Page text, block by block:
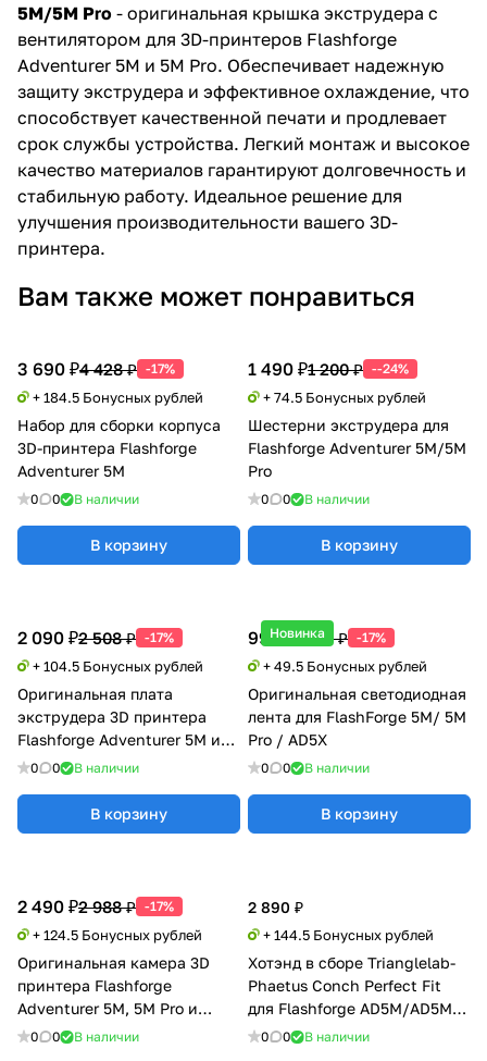
5M/5M Pro - оригинальная крышка экструдера с
вентилятором для 3D-принтеров Flashforge
Adventurer 5M и 5M Pro. Обеспечивает надежную
защиту экструдера и эффективное охлаждение, что
способствует качественной печати и продлевает
срок службы устройства. Легкий монтаж и высокое
качество материалов гарантируют долговечность и
стабильную работу. Идеальное решение для
улучшения производительности вашего 3D-
принтера.
Вам также может понравиться
3 690 ₽4 428 ₽ -17%
+ 184.5 Бонусных рублей
Набор для сборки корпуса
3D-принтера Flashforge
Adventurer 5M
0 0 В наличии
В корзину
1 490 ₽1 200 ₽ --24%
+ 74.5 Бонусных рублей
Шестерни экструдера для
Flashforge Adventurer 5M/5M
Pro
0 0 В наличии
В корзину
Новинка
990 ₽1 188 ₽ -17%
+ 49.5 Бонусных рублей
Оригинальная светодиодная
лента для FlashForge 5M/ 5M
Pro / AD5X
0 0 В наличии
В корзину
2 490 ₽2 988 ₽ -17%
+ 124.5 Бонусных рублей
Оригинальная камера 3D
принтера Flashforge
Adventurer 5M, 5M Pro и
AD5X
0 0 В наличии
2 890 ₽
+ 144.5 Бонусных рублей
Хотэнд в сборе Trianglelab-
Phaetus Conch Perfect Fit
для Flashforge AD5M/AD5M
Pro
0 0 В наличии
2 090 ₽2 508 ₽ -17%
+ 104.5 Бонусных рублей
Оригинальная плата
экструдера 3D принтера
Flashforge Adventurer 5M и
5M Pro
0 0 В наличии
В корзину